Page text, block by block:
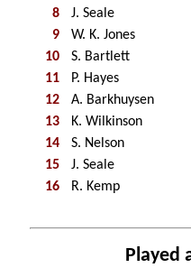
8
J. Seale
9
W. K. Jones
10
S. Bartlett
11
P. Hayes
12
A. Barkhuysen
13
K. Wilkinson
14
S. Nelson
15
J. Seale
16
R. Kemp
Played